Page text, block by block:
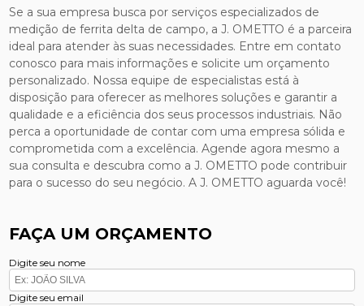
Se a sua empresa busca por serviços especializados de
medição de ferrita delta de campo, a J. OMETTO é a parceira
ideal para atender às suas necessidades. Entre em contato
conosco para mais informações e solicite um orçamento
personalizado. Nossa equipe de especialistas está à
disposição para oferecer as melhores soluções e garantir a
qualidade e a eficiência dos seus processos industriais. Não
perca a oportunidade de contar com uma empresa sólida e
comprometida com a excelência. Agende agora mesmo a
sua consulta e descubra como a J. OMETTO pode contribuir
para o sucesso do seu negócio. A J. OMETTO aguarda você!
FAÇA UM ORÇAMENTO
Digite seu nome
Digite seu email